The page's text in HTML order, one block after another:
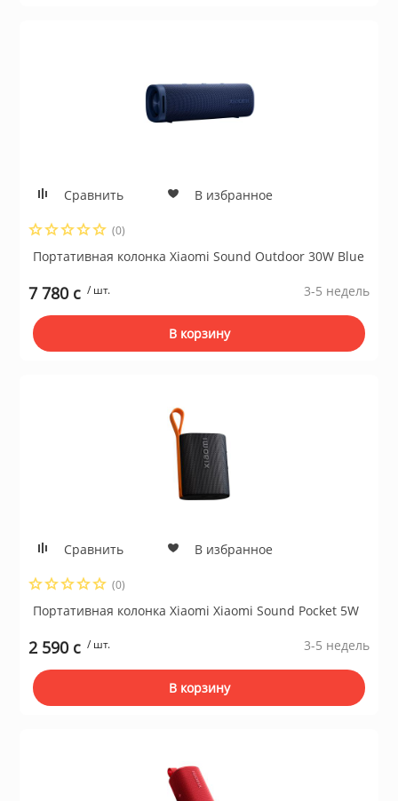
Сравнить В избранное
(0)
Портативная колонка Xiaomi Sound Outdoor 30W Blue
7 780 c / шт. 3-5 недель
В корзину
Сравнить В избранное
(0)
Портативная колонка Xiaomi Xiaomi Sound Pocket 5W
2 590 c / шт. 3-5 недель
В корзину